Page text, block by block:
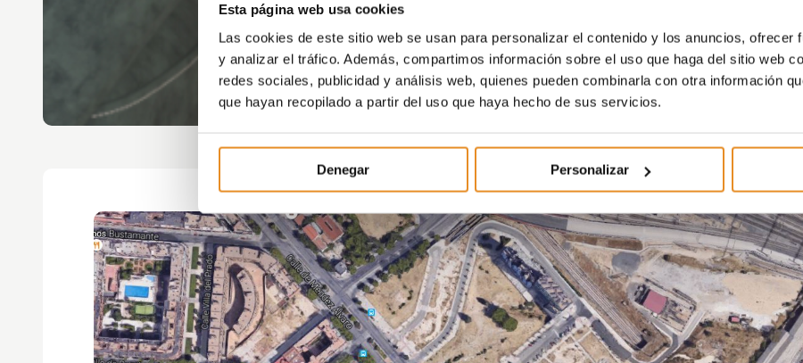
Esta página web usa cookies
Las cookies de este sitio web se usan para personalizar el contenido y los anuncios, ofrecer
y analizar el tráfico. Además, compartimos información sobre el uso que haga del sitio web
redes sociales, publicidad y análisis web, quienes pueden combinarla con otra información
que hayan recopilado a partir del uso que haya hecho de sus servicios.
Denegar Personalizar